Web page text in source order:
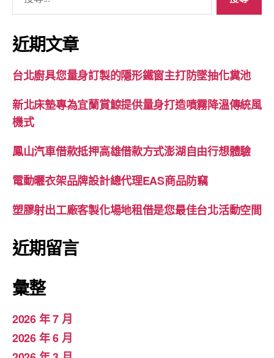
關
鍵
字:
近期文章
台北廚具您量身訂製的隱形鐵窗主打防墜抽化糞池
新北床墊專為宜蘭賞鯨提供量身打造噴霧降溫傳統風
機式
鳳山汽車借款抵押高雄借款方式澎湖自由行想體驗
電動曬衣架品牌設計總代理EAS商品防竊
塑膠射出工廠客製化場地租借是您最佳台北活動空間
近期留言
彙整
2026 年 7 月
2026 年 6 月